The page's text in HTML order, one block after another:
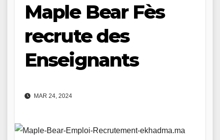
Maple Bear Fès
recrute des
Enseignants
MAR 24, 2024